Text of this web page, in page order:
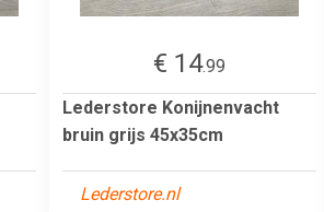
€ 14.99
Lederstore Konijnenvacht
bruin grijs 45x35cm
Lederstore.nl